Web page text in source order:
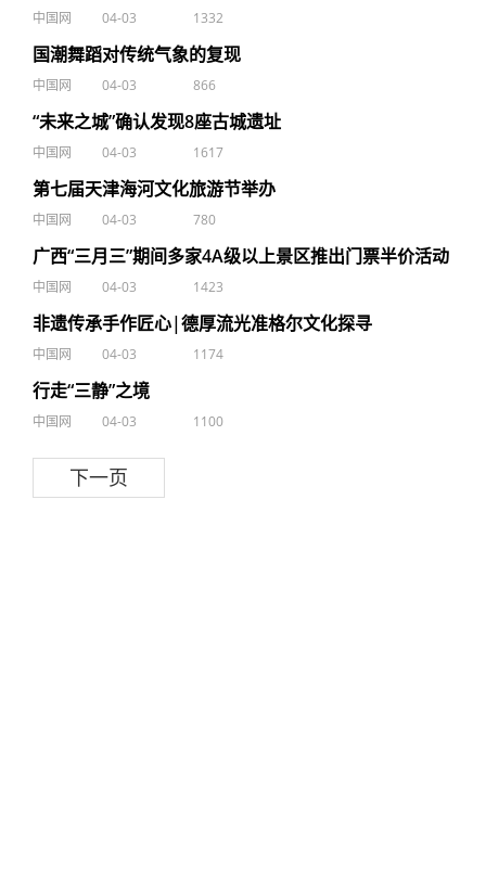
中国网 04-03 1332
国潮舞蹈对传统气象的复现
中国网 04-03 866
“未来之城”确认发现8座古城遗址
中国网 04-03 1617
第七届天津海河文化旅游节举办
中国网 04-03 780
广西“三月三”期间多家4A级以上景区推出门票半价活动
中国网 04-03 1423
非遗传承手作匠心|德厚流光准格尔文化探寻
中国网 04-03 1174
行走“三静”之境
中国网 04-03 1100
下一页